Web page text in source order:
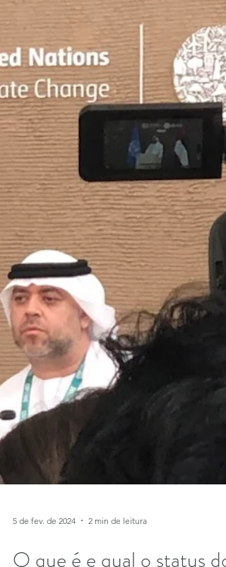
de nossos posts diários, fizemos referência
uma ferramenta divulgada por Al Gore,
ambientalista e ex-vice-presidente dos
Estados Unidos. Referimo-nos ao painel “
Gore and Climate TRACE Unveil Game-
Changing Greenhouse Gas Emissions
Inventory ”. Hoje revisaremos aquele
interessante painel, por sua ligação com a
integridade, a transparência e
principalmente por se tratar de informação
gratu